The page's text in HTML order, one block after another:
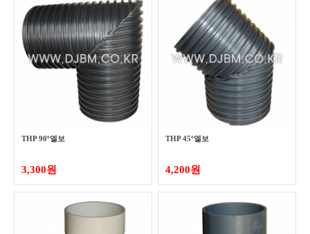
THP 90º엘보
3,300원
THP 45º엘보
4,200원